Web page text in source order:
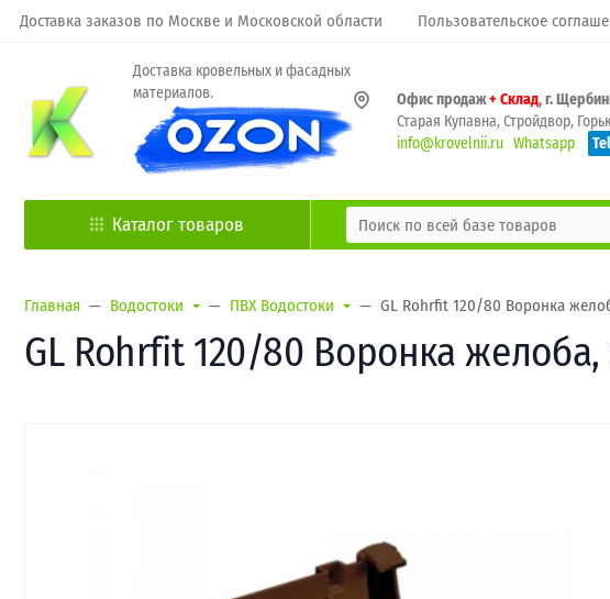
Доставка заказов по Москве и Московской области Пользовательское
Доставка кровельных и фасадных
материалов.
Офис продаж+ Склад, г.
Старая Купавна, Стройдвор,
info@krovelnii.ru Whatsapp
Каталог товаров
Главная Водостоки ПВХ Водостоки GL Rohrfit 120/80 Воронка
GL Rohrfit 120/80 Воронка